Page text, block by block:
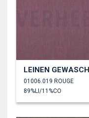
01006.019 ROUGE
89%LI/11%CO